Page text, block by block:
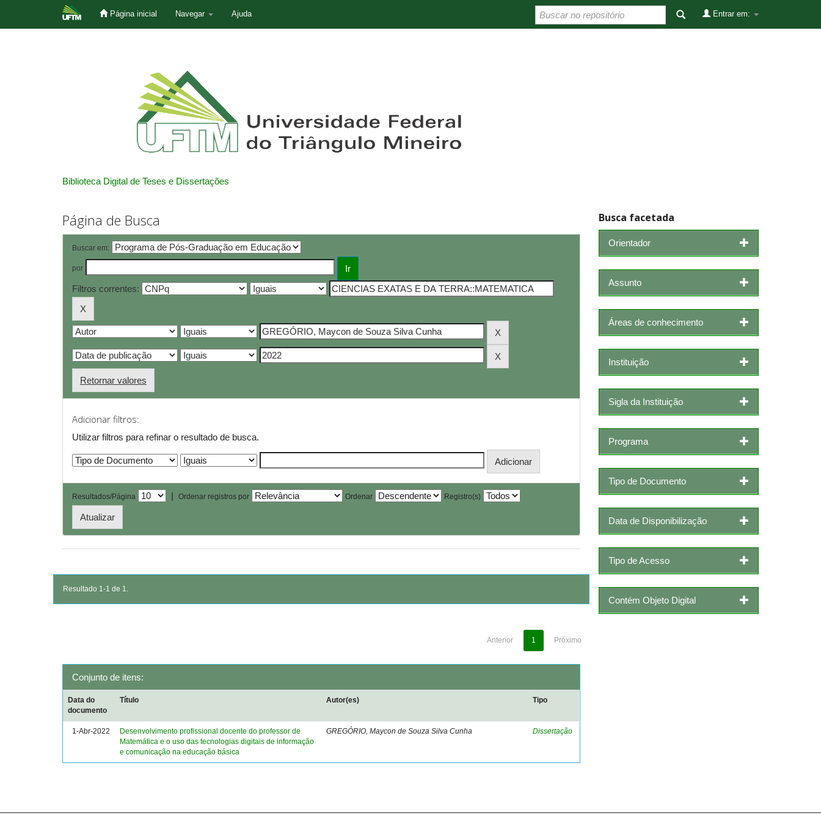
Página inicial Navegar Ajuda Entrar em:
Biblioteca Digital de Teses e Dissertações
Página de Busca
Buscar em:
por
Filtros correntes:
Retornar valores
Adicionar filtros:
Utilizar filtros para refinar o resultado de busca.
Resultados/Página | Ordenar registros por Ordenar Registro(s)
Resultado 1-1 de 1.
Anterior 1 Próximo
Conjunto de itens:
Data do
documento
Título Autor(es) Tipo
1-Abr-2022
Desenvolvimento profissional docente do professor de
Matemática e o uso das tecnologias digitais de informação
e comunicação na educação básica
GREGÓRIO, Maycon de Souza Silva Cunha Dissertação
Busca facetada
Orientador
Assunto
Áreas de conhecimento
Instituição
Sigla da Instituição
Programa
Tipo de Documento
Data de Disponibilização
Tipo de Acesso
Contém Objeto Digital